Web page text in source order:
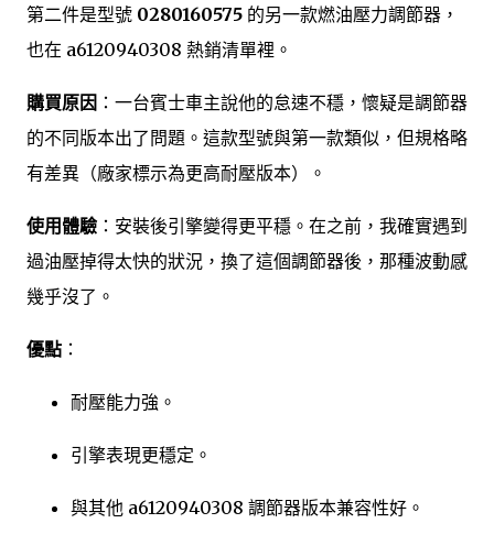
第二件是型號 0280160575 的另一款燃油壓力調節器，
也在 a6120940308 熱銷清單裡。
購買原因 ：一台賓士車主說他的怠速不穩，懷疑是調節器
的不同版本出了問題。這款型號與第一款類似，但規格略
有差異（廠家標示為更高耐壓版本）。
使用體驗 ：安裝後引擎變得更平穩。在之前，我確實遇到
過油壓掉得太快的狀況，換了這個調節器後，那種波動感
幾乎沒了。
優點 ：
耐壓能力強。
引擎表現更穩定。
與其他 a6120940308 調節器版本兼容性好。